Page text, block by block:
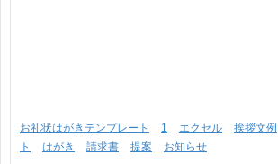
お礼状はがきテンプレート 1 エクセル 挨拶文例
ト
はがき 請求書 提案 お知らせ